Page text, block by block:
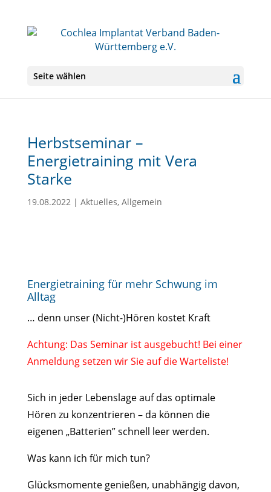
Seite wählen
Herbstseminar –
Energietraining mit Vera
Starke
19.08.2022| Aktuelles, Allgemein
Energietraining für mehr Schwung im
Alltag
… denn unser (Nicht-)Hören kostet Kraft
Achtung: Das Seminar ist ausgebucht! Bei einer
Anmeldung setzen wir Sie auf die Warteliste!
Sich in jeder Lebenslage auf das optimale
Hören zu konzentrieren – da können die
eigenen „Batterien” schnell leer werden.
Was kann ich für mich tun?
Glücksmomente genießen, unabhängig davon,